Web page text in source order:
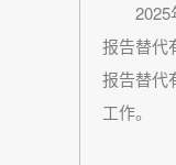
2025年
报告替代
报告替代
工作。